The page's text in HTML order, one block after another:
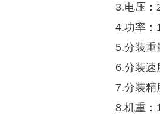
3.电压：
4.功率：
5.分装重
6.分装
7.分装精
8.机重：